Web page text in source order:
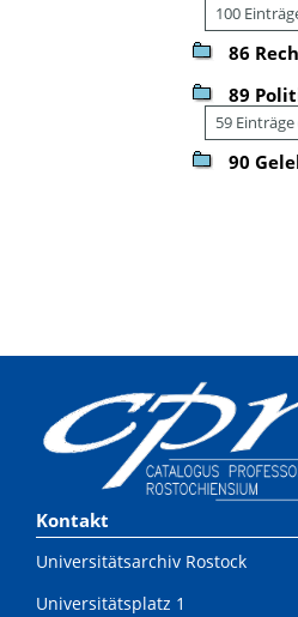
100
86
89
59 Einträge
90
Kontakt
Universitätsarchiv Rostock
Universitätsplatz 1